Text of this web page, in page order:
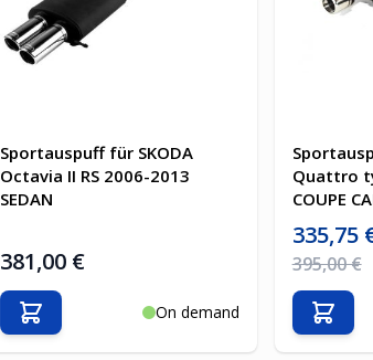
Sportauspuff für SKODA
Octavia II RS 2006-2013
SEDAN
381,00 €
On demand
In den Warenkorb
Quattro
COUPE
335,75
Regulärer
395,00 €
In